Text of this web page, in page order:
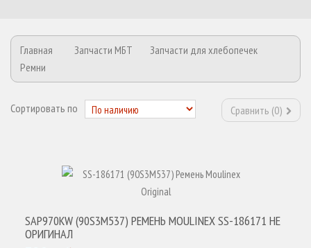
Главная Запчасти МБТ
Запчасти для хлебопечек
Ремни
Сортировать по Сравнить (0)
SAP970KW (90S3M537) РЕМЕНЬ MOULINEX SS-186171 НЕ
ОРИГИНАЛ